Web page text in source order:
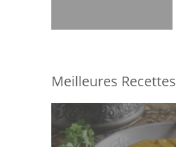
Meilleures Recettes